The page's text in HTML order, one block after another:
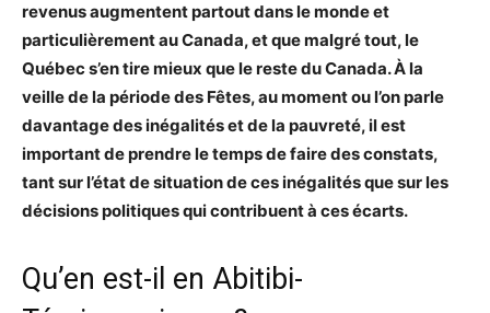
revenus augmentent partout dans le monde et
particulièrement au Canada, et que malgré tout, le
Québec s’en tire mieux que le reste du Canada. À la
veille de la période des Fêtes, au moment ou l’on parle
davantage des inégalités et de la pauvreté, il est
important de prendre le temps de faire des constats,
tant sur l’état de situation de ces inégalités que sur les
décisions politiques qui contribuent à ces écarts.
Qu’en est-il en Abitibi-